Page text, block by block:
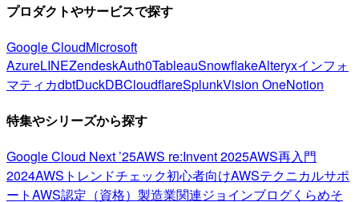
プロダクトやサービスで探す
Google CloudMicrosoft
AzureLINEZendeskAuth0TableauSnowflakeAlteryxインフォ
マティカdbtDuckDBCloudflareSplunkVision OneNotion
特集やシリーズから探す
Google Cloud Next ’25AWS re:Invent 2025AWS再入門
2024AWSトレンドチェック初心者向けAWSテクニカルサポ
ートAWS認定（資格） 製造業関連ジョインブログくらめそ